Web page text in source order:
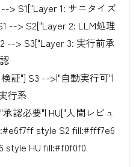
> S1["Layer 1: サニタイズ
--> S2["Layer 2: LLM処理
--> S3["Layer 3: 実行前承
認
証"] S3 -->|"自動実行可"|
行系
認必要"| HU["人間レビュ
style S2 fill:#fff7e6
style HU fill:#f0f0f0